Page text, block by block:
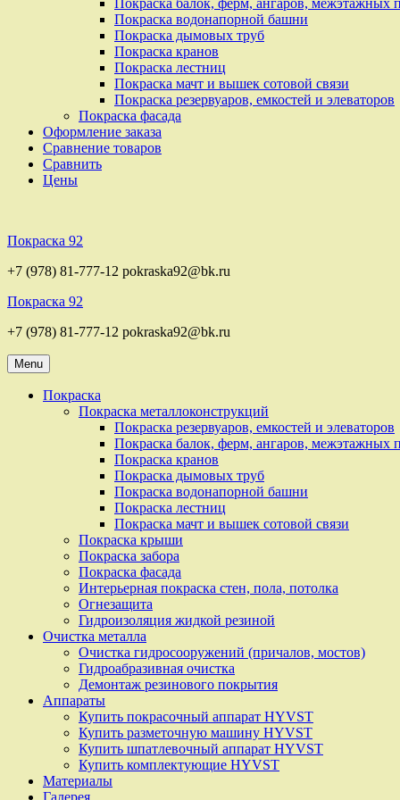
Покраска балок, ферм, ангаров, межэтажных
Покраска водонапорной башни
Покраска дымовых труб
Покраска кранов
Покраска лестниц
Покраска мачт и вышек сотовой связи
Покраска резервуаров, емкостей и элеваторов
Покраска фасада
Оформление заказа
Сравнение товаров
Сравнить
Цены
Покраска 92
+7 (978) 81-777-12 pokraska92@bk.ru
Покраска 92
+7 (978) 81-777-12 pokraska92@bk.ru
Menu
Покраска
Покраска металлоконструкций
Покраска резервуаров, емкостей и элеваторов
Покраска балок, ферм, ангаров, межэтажных
Покраска кранов
Покраска дымовых труб
Покраска водонапорной башни
Покраска лестниц
Покраска мачт и вышек сотовой связи
Покраска крыши
Покраска забора
Покраска фасада
Интерьерная покраска стен, пола, потолка
Огнезащита
Гидроизоляция жидкой резиной
Очистка металла
Очистка гидросооружений (причалов, мостов)
Гидроабразивная очистка
Демонтаж резинового покрытия
Аппараты
Купить покрасочный аппарат HYVST
Купить разметочную машину HYVST
Купить шпатлевочный аппарат HYVST
Купить комплектующие HYVST
Материалы
Галерея